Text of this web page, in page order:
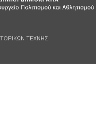
ΤΕΧΝΗΣ